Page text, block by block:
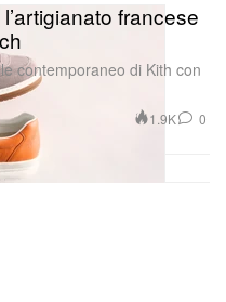
francese
contemporaneo di Kith con
1.9K 0